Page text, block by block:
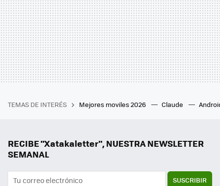
TEMAS DE INTERÉS Mejores moviles 2026 Claude
RECIBE "Xatakaletter", NUESTRA NEWSLETTER
SEMANAL
SUSCRIBIR